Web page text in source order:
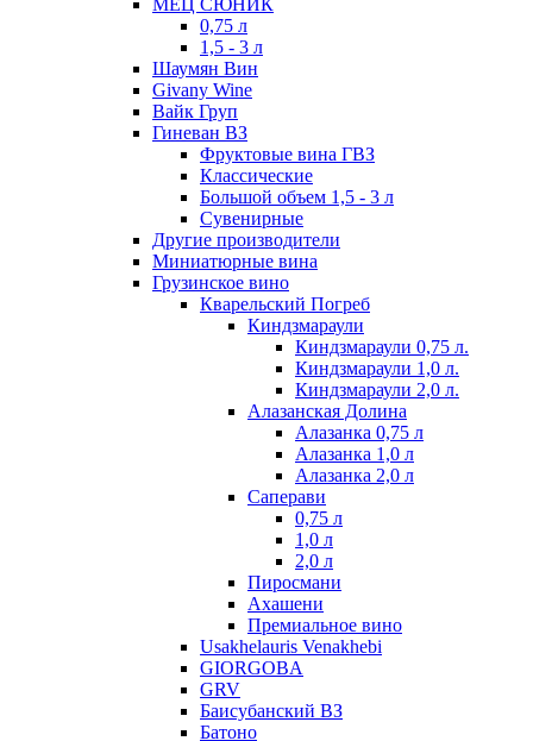
МЕЦ СЮНИК
0,75 л
1,5 - 3 л
Шаумян Вин
Givany Wine
Вайк Груп
Гиневан ВЗ
Фруктовые вина ГВЗ
Классические
Большой объем 1,5 - 3 л
Сувенирные
Другие производители
Миниатюрные вина
Грузинское вино
Кварельский Погреб
Киндзмараули
Киндзмараули 0,75 л.
Киндзмараули 1,0 л.
Киндзмараули 2,0 л.
Алазанская Долина
Алазанка 0,75 л
Алазанка 1,0 л
Алазанка 2,0 л
Саперави
0,75 л
1,0 л
2,0 л
Пиросмани
Ахашени
Премиальное вино
Usakhelauris Venakhebi
GIORGOBA
GRV
Баисубанский ВЗ
Батоно